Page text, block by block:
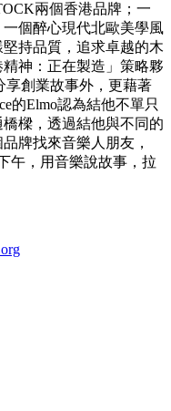
兩個香港品牌；一
個醉心現代北歐美學風
持品質，追求卓越的木
神：正在製造」策略夥
享創業故事外，更藉著
的Elmo認為結他不單只
樑，透過結他與不同的
牌找來音樂人朋友，
午，用音樂說故事，拉